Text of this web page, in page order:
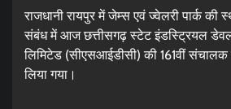
राजधानी रायपुर में जेम्स एवं ज्वेलरी पार्क की
संबंध में आज छत्तीसगढ़ स्टेट इंडस्ट्रियल
लिमिटेड (सीएसआईडीसी) की 161वीं
लिया गया।